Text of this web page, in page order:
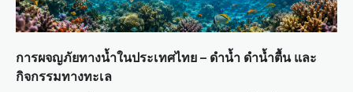
n
การผจญภัยทางน้ำในประเทศไทย – ดำน้ำ ดำน้ำตื้น และ
กิจกรรมทางทะเล